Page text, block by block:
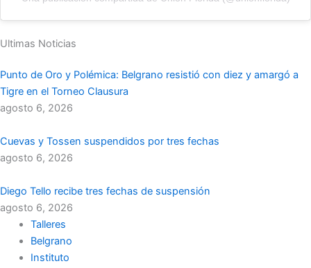
Ultimas Noticias
Punto de Oro y Polémica: Belgrano resistió con diez y amargó a
Tigre en el Torneo Clausura
agosto 6, 2026
Cuevas y Tossen suspendidos por tres fechas
agosto 6, 2026
Diego Tello recibe tres fechas de suspensión
agosto 6, 2026
Talleres
Belgrano
Instituto